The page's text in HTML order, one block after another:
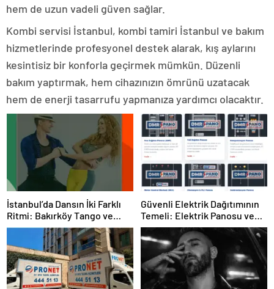
hem de uzun vadeli güven sağlar.
Kombi servisi İstanbul, kombi tamiri İstanbul ve bakım
hizmetlerinde profesyonel destek alarak, kış aylarını
kesintisiz bir konforla geçirmek mümkün. Düzenli
bakım yaptırmak, hem cihazınızın ömrünü uzatacak
hem de enerji tasarrufu yapmanıza yardımcı olacaktır.
İstanbul’da Dansın İki Farklı
Ritmi: Bakırköy Tango ve
Kadıköy Salsa Kursları
Güvenli Elektrik Dağıtımının
Temeli: Elektrik Panosu ve
Şantiye Panosu Rehberi